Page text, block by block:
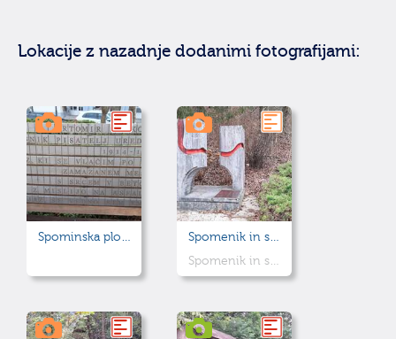
Lokacije z nazadnje dodanimi fotografijami:
Spominska plošča - Črtomir Šinkovec
Spomenik in spominska plošča padlim in žrtvam vojnega nasilja
Spomenik in spominska plošča padlim in žrtvam vojnega nasilja